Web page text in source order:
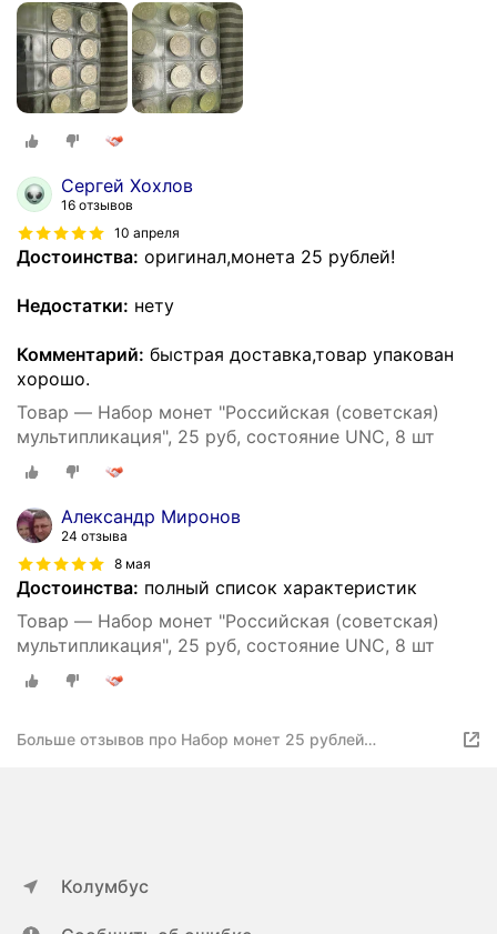
Сергей Хохлов
16 отзывов
10 апреля
Достоинства: оригинал,монета 25 рублей!
Недостатки: нету
Комментарий: быстрая доставка,товар упакован
хорошо.
Товар — Набор монет "Российская (советская)
мультипликация", 25 руб, состояние UNC, 8 шт
Александр Миронов
24 отзыва
8 мая
Достоинства: полный список характеристик
Товар — Набор монет "Российская (советская)
мультипликация", 25 руб, состояние UNC, 8 шт
Больше отзывов про Набор монет 25 рублей
Колумбус